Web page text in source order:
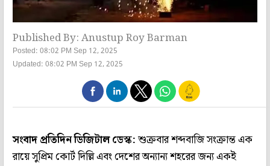
Published By: Anustup Roy Barman
Posted: 08:02 PM Sep 12, 2025
Updated: 08:02 PM Sep 12, 2025
সংবাদ প্রতিদিন ডিজিটাল ডেস্ক:শুক্রবার শব্দবাজি সংক্রান্ত এক
রায়ে সুপ্রিম কোর্ট দিল্লি এবং দেশের অন্যান্য শহরের জন্য একই